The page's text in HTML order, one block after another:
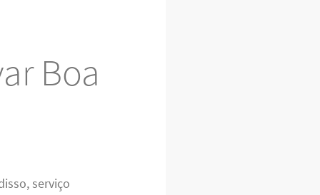
Boa
serviço